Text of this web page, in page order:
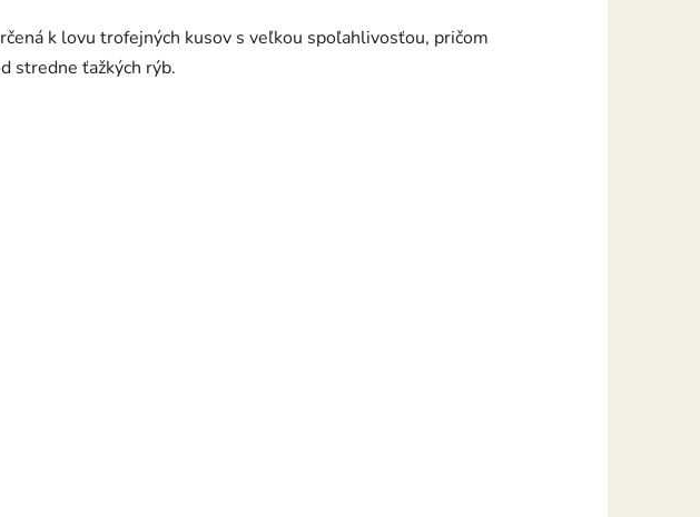
k lovu trofejných kusov s veľkou spoľahlivosťou, pričom
stredne ťažkých rýb.